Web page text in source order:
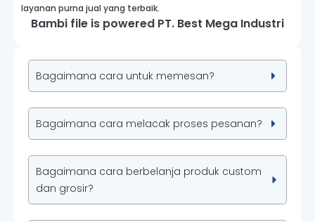
layanan purna jual yang terbaik.
Bambi file is powered PT. Best Mega Industri
Bagaimana cara untuk memesan?
Bagaimana cara melacak proses pesanan?
Bagaimana cara berbelanja produk custom
dan grosir?